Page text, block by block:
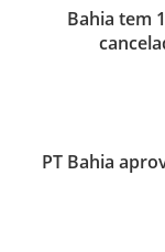
Bahia tem
PT Bahia